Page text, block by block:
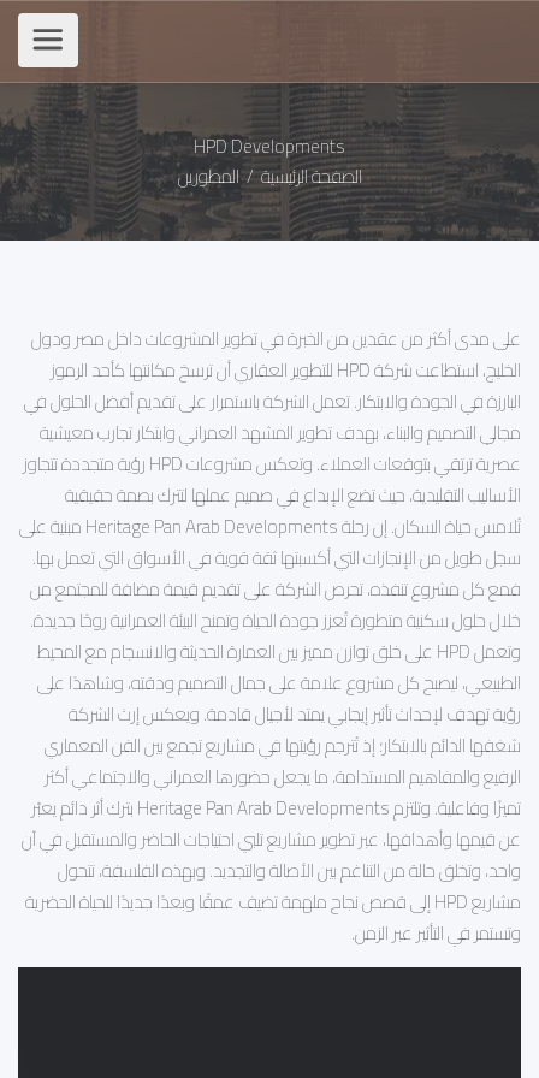
HPD Developments
الصفحة الرئيسية/المطورين
على مدى أكثر من عقدين من الخبرة في تطوير المشروعات داخل مصر ودول
الخليج، استطاعت شركة HPD للتطوير العقاري أن ترسخ مكانتها كأحد الرموز
البارزة في الجودة والابتكار. تعمل الشركة باستمرار على تقديم أفضل الحلول في
مجالي التصميم والبناء، بهدف تطوير المشهد العمراني وابتكار تجارب معيشية
عصرية ترتقي بتوقعات العملاء. وتعكس مشروعات HPD رؤية متجددة تتجاوز
الأساليب التقليدية، حيث تضع الإبداع في صميم عملها لتترك بصمة حقيقية
تُلامس حياة السكان. إن رحلة Heritage Pan Arab Developments مبنية على
سجل طويل من الإنجازات التي أكسبتها ثقة قوية في الأسواق التي تعمل بها.
فمع كل مشروع تنفذه، تحرص الشركة على تقديم قيمة مضافة للمجتمع من
خلال حلول سكنية متطورة تُعزز جودة الحياة وتمنح البيئة العمرانية روحًا جديدة.
وتعمل HPD على خلق توازن مميز بين العمارة الحديثة والانسجام مع المحيط
الطبيعي، ليصبح كل مشروع علامة على جمال التصميم ودقته، وشاهدًا على
رؤية تهدف لإحداث تأثير إيجابي يمتد لأجيال قادمة. ويعكس إرث الشركة
شغفها الدائم بالابتكار؛ إذ تُترجم رؤيتها في مشاريع تجمع بين الفن المعماري
الرفيع والمفاهيم المستدامة، ما يجعل حضورها العمراني والاجتماعي أكثر
تميزًا وفاعلية. وتلتزم Heritage Pan Arab Developments بترك أثر دائم يعبّر
عن قيمها وأهدافها، عبر تطوير مشاريع تلبي احتياجات الحاضر والمستقبل في آن
واحد، وتخلق حالة من التناغم بين الأصالة والتجديد. وبهذه الفلسفة، تتحول
مشاريع HPD إلى قصص نجاح ملهمة تضيف عمقًا وبعدًا جديدًا للحياة الحضرية
وتستمر في التأثير عبر الزمن.